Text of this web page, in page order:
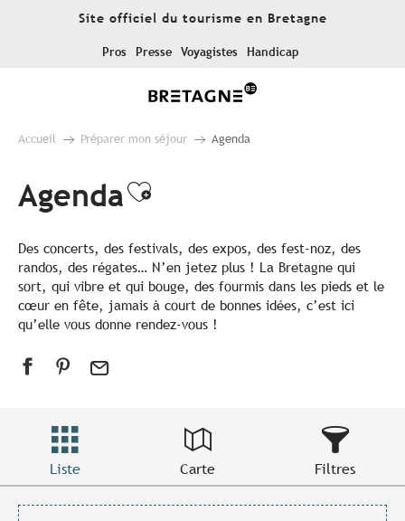
Site officiel du tourisme en Bretagne
Pros Presse Voyagistes Handicap
Accueil Préparer mon séjour Agenda
AgendaAjouter aux favoris
Des concerts, des festivals, des expos, des fest-noz, des
randos, des régates… N’en jetez plus ! La Bretagne qui
sort, qui vibre et qui bouge, des fourmis dans les pieds et le
cœur en fête, jamais à court de bonnes idées, c’est ici
qu’elle vous donne rendez-vous !
Liste Carte Filtres